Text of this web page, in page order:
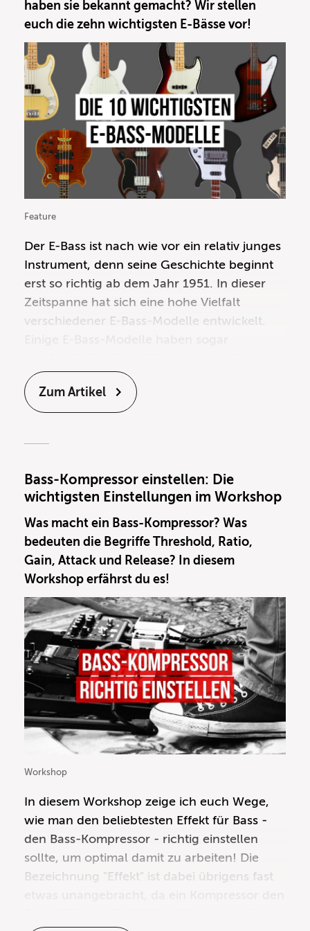
und sein untrügerisches Gespür für
Rhythmik gehen -dafür haben wir für euch
diesen Workshop im Repertoire- sondern
um Tricks, wie man sich dem typischen
Basssound dieses stilprägenden Bassisten
nähern kann. Auf geht's!
Feature
haben sie bekannt gemacht? Wir stellen
euch die zehn wichtigsten E-Bässe vor!
Der E-Bass ist nach wie vor ein relativ junges
Instrument, denn seine Geschichte beginnt
erst so richtig ab dem Jahr 1951. In dieser
Zeitspanne hat sich eine hohe Vielfalt
verschiedener E-Bass-Modelle entwickelt.
Zehn dieser Klassiker wollen wir euch in
diesem Artikel vorstellen!
Zum Artikel
Bass-Kompressor einstellen: Die
wichtigsten Einstellungen im Workshop
Workshop
Was macht ein Bass-Kompressor? Was
bedeuten die Begriffe Threshold, Ratio,
Gain, Attack und Release? In diesem
Workshop erfährst du es!
In diesem Workshop zeige ich euch Wege,
wie man den beliebtesten Effekt für Bass -
den Bass-Kompressor - richtig einstellen
sollte, um optimal damit zu arbeiten! Die
Bezeichnung "Effekt" ist dabei übrigens fast